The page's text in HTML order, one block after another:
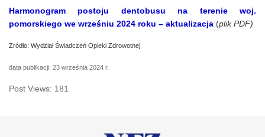
Harmonogram postoju dentobusu na terenie woj.
pomorskiego we wrześniu 2024 roku – aktualizacja (plik PDF)
Żródło: Wydział Świadczeń Opieki Zdrowotnej
data publikacji: 23 września 2024 r.
Post Views: 181